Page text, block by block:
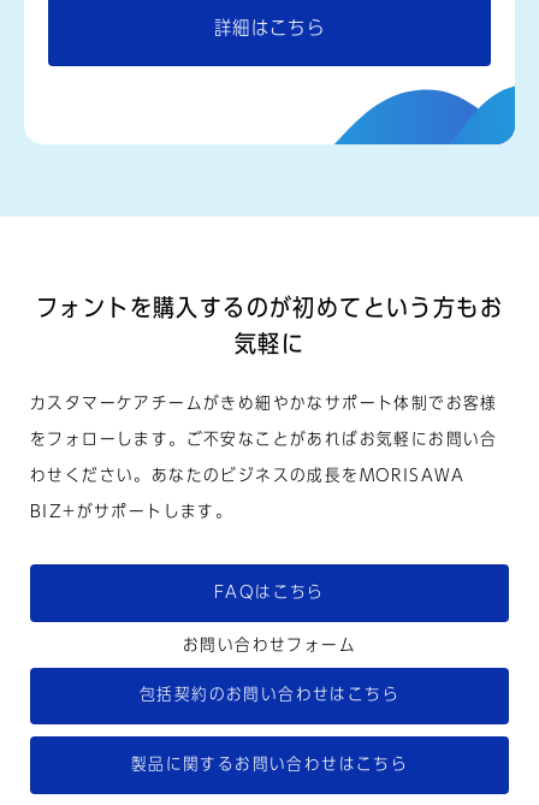
詳細はこちら
フォントを購入するのが初めてという方もお
気軽に
カスタマーケアチームがきめ細やかなサポート体制でお客様
をフォローします。ご不安なことがあればお気軽にお問い合
わせください。あなたのビジネスの成長をMORISAWA
BIZ+がサポートします。
FAQはこちら
お問い合わせフォーム
包括契約のお問い合わせは こちら
製品に関するお問い合わせは こちら